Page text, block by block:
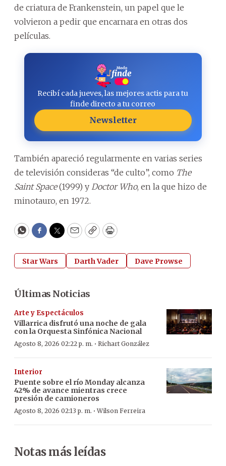
de criatura de Frankenstein, un papel que le
volvieron a pedir que encarnara en otras dos
películas.
Recibí cada jueves, las mejores actis para tu
finde directo a tu correo
Newsletter
También apareció regularmente en varias series
de televisión consideras “de culto”, como The
Saint Space(1999) y Doctor Who, en la que hizo de
minotauro, en 1972.
WhatsApp
Facebook
Twitter
EmailCopyPrint
Star Wars Darth Vader Dave Prowse
Últimas Noticias
Arte y Espectáculos
Villarrica disfrutó una noche de gala
con la Orquesta Sinfónica Nacional
Agosto 8, 2026 02:22 p. m. · Richart González
Interior
Puente sobre el río Monday alcanza
42% de avance mientras crece
presión de camioneros
Agosto 8, 2026 02:13 p. m. ·Wilson Ferreira
Notas más leídas